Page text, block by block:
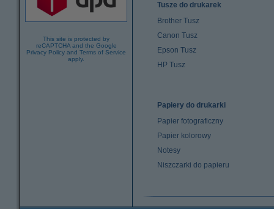
This site is protected by
reCAPTCHA and the Google
Privacy Policy and Terms of Service
apply.
Tusze do drukarek
Brother Tusz
Canon Tusz
Epson Tusz
HP Tusz
Papiery do drukarki
Papier fotograficzny
Papier kolorowy
Notesy
Niszczarki do papieru